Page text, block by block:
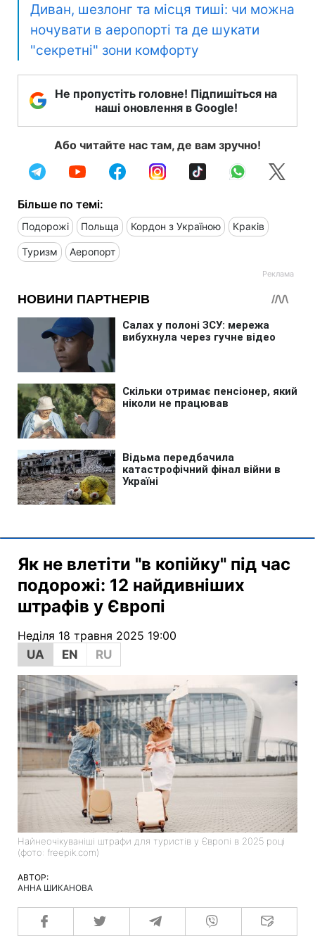
Диван, шезлонг та місця тиші: чи можна
ночувати в аеропорті та де шукати
"секретні" зони комфорту
Не пропустіть головне! Підпишіться на
наші оновлення в Google!
Або читайте нас там, де вам зручно!
Більше по темі:
Подорожі Польща Кордон з Україною Краків
Туризм Аеропорт
Як не влетіти "в копійку" під час
подорожі: 12 найдивніших
штрафів у Європі
Неділя 18 травня 2025 19:00
UA
EN RU
Найнеочікуваніші штрафи для туристів у Європі в 2025 році
(фото: freepik.com)
АВТОР:
АННА ШИКАНОВА